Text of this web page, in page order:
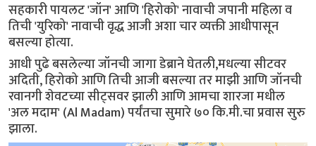
सहकारी पायलट 'जॉन' आणि 'हिरोको' नावाची जपानी महिला व
तिची 'युरिको' नावाची वृद्ध आजी अशा चार व्यक्ती आधीपासून
बसल्या होत्या.
आधी पुढे बसलेल्या जॉनची जागा डेब्राने घेतली,मधल्या सीटवर
अदिती, हिरोको आणि तिची आजी बसल्या तर माझी आणि जॉनची
रवानगी शेवटच्या सीट्सवर झाली आणि आमचा शारजा मधील
'अल मदाम' (Al Madam) पर्यंतचा सुमारे ७० कि.मी.चा प्रवास सुरु
झाला.